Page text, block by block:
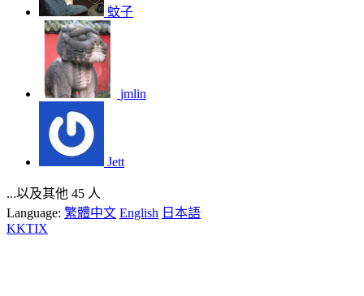
蚊子
jmlin
Jett
...以及其他 45 人
Language: 繁體中文 English 日本語
KKTIX